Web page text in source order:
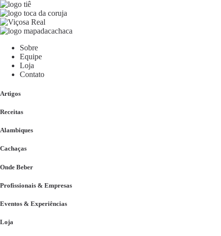
Sobre
Equipe
Loja
Contato
Artigos
Receitas
Alambiques
Cachaças
Onde Beber
Profissionais & Empresas
Eventos & Experiências
Loja